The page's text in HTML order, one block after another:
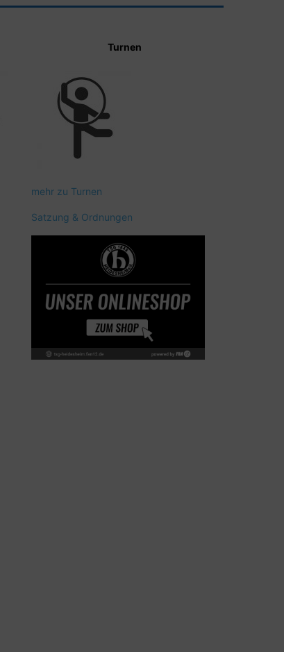
Turnen
mehr zu Turnen
Satzung & Ordnungen